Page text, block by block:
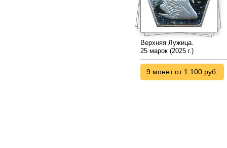
Верхняя Лужица.
25 марок (2025 г.)
9 монет от 1 100 руб.